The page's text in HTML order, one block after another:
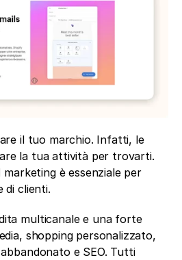
il tuo marchio. Infatti, le
la tua attività per trovarti.
è essenziale per
di clienti.
multicanale e una forte
shopping personalizzato,
e SEO. Tutti